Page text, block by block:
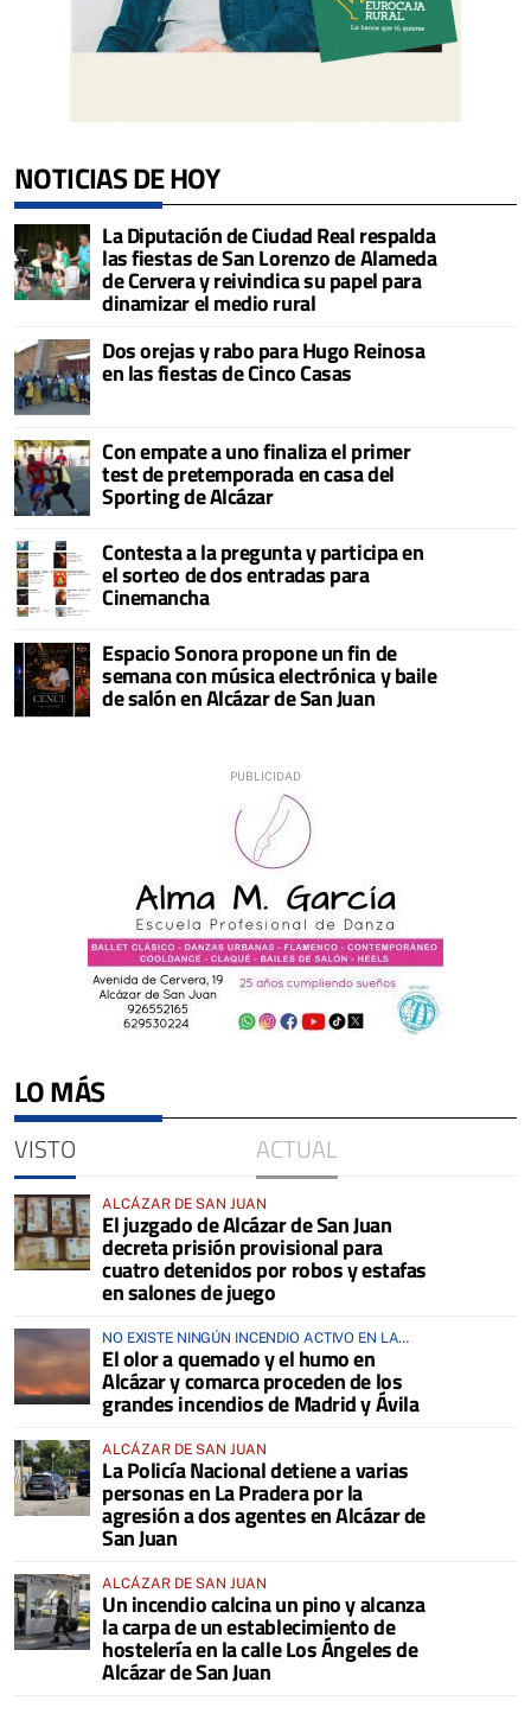
NOTICIAS DE HOY
La Diputación de Ciudad Real respalda
las fiestas de San Lorenzo de Alameda
de Cervera y reivindica su papel para
dinamizar el medio rural
Dos orejas y rabo para Hugo Reinosa
en las fiestas de Cinco Casas
Con empate a uno finaliza el primer
test de pretemporada en casa del
Sporting de Alcázar
Contesta a la pregunta y participa en
el sorteo de dos entradas para
Cinemancha
Espacio Sonora propone un fin de
semana con música electrónica y baile
de salón en Alcázar de San Juan
LO MÁS
VISTO ACTUAL
ALCÁZAR DE SAN JUAN
El juzgado de Alcázar de San Juan
decreta prisión provisional para
cuatro detenidos por robos y estafas
en salones de juego
NO EXISTE NINGÚN INCENDIO ACTIVO EN LA
COMARCA
El olor a quemado y el humo en
Alcázar y comarca proceden de los
grandes incendios de Madrid y Ávila
ALCÁZAR DE SAN JUAN
La Policía Nacional detiene a varias
personas en La Pradera por la
agresión a dos agentes en Alcázar de
San Juan
ALCÁZAR DE SAN JUAN
Un incendio calcina un pino y alcanza
la carpa de un establecimiento de
hostelería en la calle Los Ángeles de
Alcázar de San Juan